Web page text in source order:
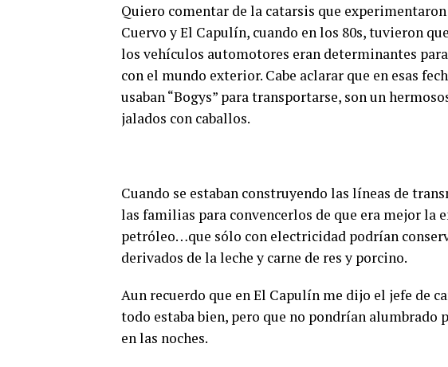
Quiero comentar de la catarsis que
Cuervo y El Capulín, cuando en los 80s, tuvieron
los vehículos automotores eran determinantes
con el mundo exterior. Cabe aclarar que en esas
usaban “Bogys” para transportarse, son un
jalados con caballos.
Cuando se estaban construyendo las líneas de
las familias para convencerlos de que era mejor la
petróleo…que sólo con electricidad podrían
derivados de la leche y carne de res y porcino.
Aun recuerdo que en El Capulín me dijo el jefe de
todo estaba bien, pero que no pondrían alumbrado
en las noches.